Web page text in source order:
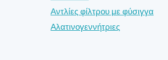
Αντλίες φίλτρου με φύσιγγα
Αλατινογεννήτριες